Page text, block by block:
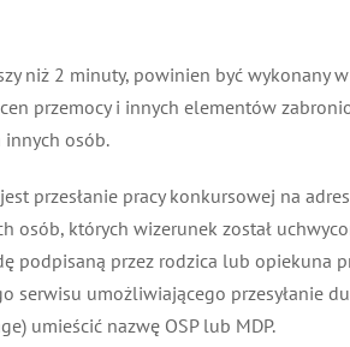
niż 2 minuty, powinien być wykonany
przemocy i innych elementów
osób.
przesłanie pracy konkursowej na
osób, których wizerunek został
podpisaną przez rodzica lub opiekuna
serwisu umożliwiającego przesyłanie
umieścić nazwę OSP lub MDP.